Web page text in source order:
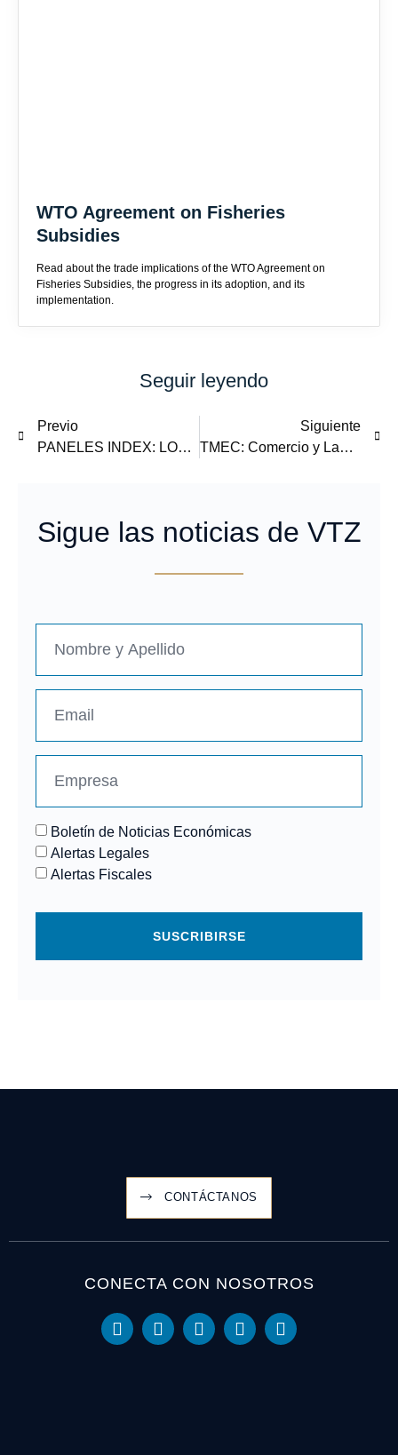
WTO Agreement on Fisheries
Subsidies
Read about the trade implications of the WTO Agreement on
Fisheries Subsidies, the progress in its adoption, and its
implementation.
Seguir leyendo
Previo
PANELES INDEX: LOS RETOS DEL CAPÍTULO LABORAL TMEC PARA LA INDUSTRIA MAQUILADORA
Siguiente
TMEC: Comercio y Laboral
Sigue las noticias de VTZ
Boletín de Noticias Económicas
Alertas Legales
Alertas Fiscales
SUSCRIBIRSE
CONTÁCTANOS
CONECTA CON NOSOTROS